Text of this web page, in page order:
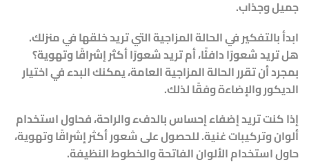
جميل وجذاب.
ابدأ بالتفكير في الحالة المزاجية التي تريد خلقها في منزلك.
هل تريد شعورًا دافئًا، أم تريد شعورًا أكثر إشراقًا وتهوية؟
بمجرد أن تقرر الحالة المزاجية العامة، يمكنك البدء في اختيار
الديكور والإضاءة وفقًا لذلك.
إذا كنت تريد إضفاء إحساس بالدفء والراحة، فحاول استخدام
ألوان وتركيبات غنية. للحصول على شعور أكثر إشراقًا وتهوية،
حاول استخدام الألوان الفاتحة والخطوط النظيفة.